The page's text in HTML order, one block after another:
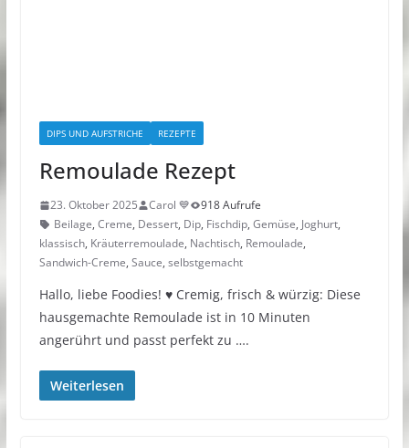
DIPS UND AUFSTRICHE REZEPTE
Remoulade Rezept
23. Oktober 2025 Carol 💙
918 Aufrufe
Beilage, Creme, Dessert, Dip, Fischdip, Gemüse, Joghurt,
klassisch, Kräuterremoulade, Nachtisch, Remoulade,
Sandwich-Creme, Sauce, selbstgemacht
Hallo, liebe Foodies! ♥︎ Cremig, frisch & würzig: Diese
hausgemachte Remoulade ist in 10 Minuten
angerührt und passt perfekt zu ….
Weiterlesen